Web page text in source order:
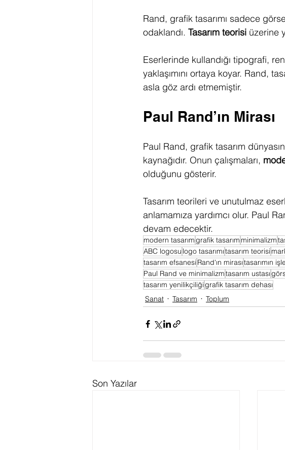
Rand, grafik tasarımı sadece
odaklandı. Tasarım teorisi üzerine
Eserlerinde kullandığı tipografi,
yaklaşımını ortaya koyar. Rand,
asla göz ardı etmemiştir.
Paul Rand’ın Mirası
Paul Rand, grafik tasarım
kaynağıdır. Onun çalışmaları,
olduğunu gösterir.
Tasarım teorileri ve unutulmaz
anlamamıza yardımcı olur. Paul
devam edecektir.
modern tasarımgrafik tasarımminimalizm
ABC logosu logo tasarımıtasarım teorisi
tasarım efsanesi Rand'ın mirasıtasarımın
Paul Rand ve minimalizmtasarım ustası
tasarım yenilikçiliğigrafik tasarım dehası
Sanat
Tasarım Toplum
Son Yazılar